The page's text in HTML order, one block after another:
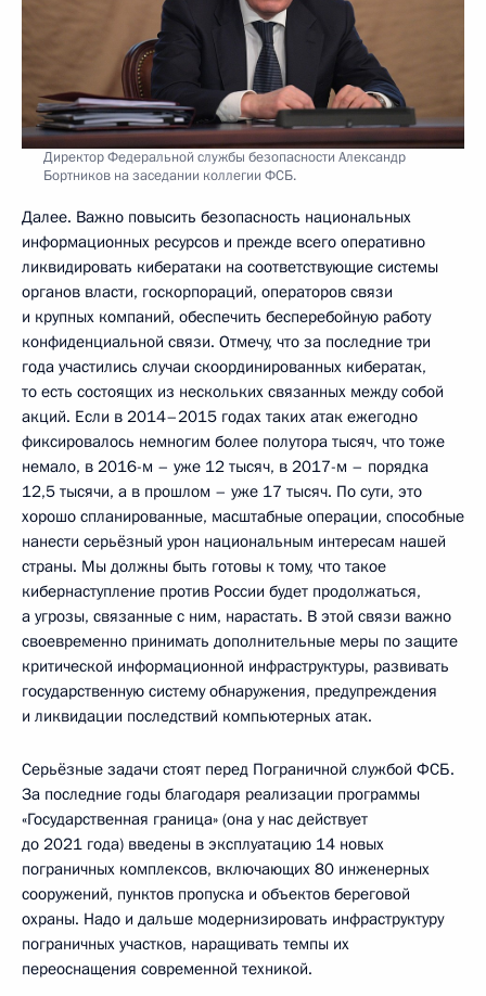
Директор Федеральной службы безопасности Александр
Бортников на заседании коллегии ФСБ.
Далее. Важно повысить безопасность национальных
информационных ресурсов и прежде всего оперативно
ликвидировать кибератаки на соответствующие системы
органов власти, госкорпораций, операторов связи
и крупных компаний, обеспечить бесперебойную работу
конфиденциальной связи. Отмечу, что за последние три
года участились случаи скоординированных кибератак,
то есть состоящих из нескольких связанных между собой
акций. Если в 2014–2015 годах таких атак ежегодно
фиксировалось немногим более полутора тысяч, что тоже
немало, в 2016-м – уже 12 тысяч, в 2017-м – порядка
12,5 тысячи, а в прошлом – уже 17 тысяч. По сути, это
хорошо спланированные, масштабные операции, способные
нанести серьёзный урон национальным интересам нашей
страны. Мы должны быть готовы к тому, что такое
кибернаступление против России будет продолжаться,
а угрозы, связанные с ним, нарастать. В этой связи важно
своевременно принимать дополнительные меры по защите
критической информационной инфраструктуры, развивать
государственную систему обнаружения, предупреждения
и ликвидации последствий компьютерных атак.
Серьёзные задачи стоят перед Пограничной службой ФСБ.
За последние годы благодаря реализации программы
«Государственная граница» (она у нас действует
до 2021 года) введены в эксплуатацию 14 новых
пограничных комплексов, включающих 80 инженерных
сооружений, пунктов пропуска и объектов береговой
охраны. Надо и дальше модернизировать инфраструктуру
пограничных участков, наращивать темпы их
переоснащения современной техникой.